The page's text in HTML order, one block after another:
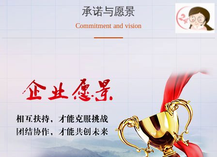
承诺与愿景
Commitment and vision